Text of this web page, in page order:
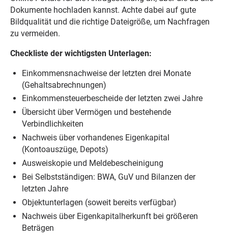
Dokumente hochladen kannst. Achte dabei auf gute
Bildqualität und die richtige Dateigröße, um Nachfragen
zu vermeiden.
Checkliste der wichtigsten Unterlagen:
Einkommensnachweise der letzten drei Monate
(Gehaltsabrechnungen)
Einkommensteuerbescheide der letzten zwei Jahre
Übersicht über Vermögen und bestehende
Verbindlichkeiten
Nachweis über vorhandenes Eigenkapital
(Kontoauszüge, Depots)
Ausweiskopie und Meldebescheinigung
Bei Selbstständigen: BWA, GuV und Bilanzen der
letzten Jahre
Objektunterlagen (soweit bereits verfügbar)
Nachweis über Eigenkapitalherkunft bei größeren
Beträgen